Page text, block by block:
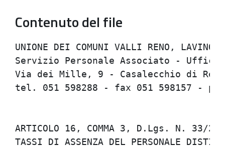
Contenuto del file
UNIONE DEI COMUNI VALLI RENO, LAVINO
Servizio Personale Associato -
Via dei Mille, 9 - Casalecchio di
tel. 051 598288 - fax 051 598157 -
ARTICOLO 16, COMMA 3, D.Lgs. N. 33/
TASSI DI ASSENZA DEL PERSONALE